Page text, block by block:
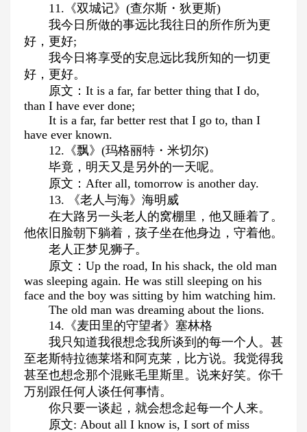
11.《双城记》(查尔斯・狄更斯)
我今日所做的事远比我往日的所作所为更
好，更好;
我今日将享受的安息远比我所知的一切更
好，更好。
原文：It is a far, far better thing that I do,
than I have ever done;
It is a far, far better rest that I go to, than I
have ever known.
12.《飘》(玛格丽特・米切尔)
毕竟，明天又是另外的一天呢。
原文：After all, tomorrow is another day.
13. 《老人与海》海明威
在大路另一头老人的窝棚里，他又睡着了。
他依旧脸朝下躺着，孩子坐在他身边，守着他。
老人正梦见狮子。
原文：Up the road, In his shack, the old man
was sleeping again. He was still sleeping on his
face and the boy was sitting by him watching him.
The old man was dreaming about the lions.
14.《麦田里的守望者》塞林格
我只知道我很想念我所谈到的每一个人。甚
至老斯特拉德莱塔和阿克莱，比方说。我觉得我
甚至也想念那个混账毛里斯里。说来好笑。你千
万别跟任何人谈任何事情。
你只要一谈起，就会想念起每一个人来。
原文: About all I know is, I sort of miss